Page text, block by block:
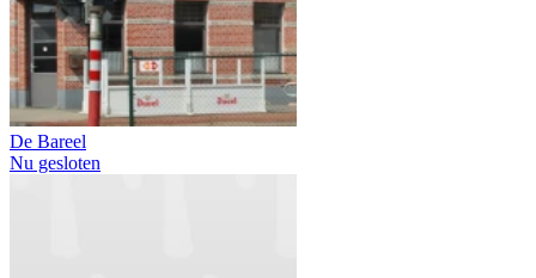
De Bareel
Nu gesloten